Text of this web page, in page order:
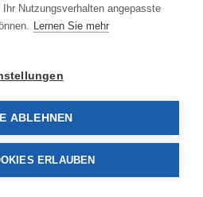
Nutzungsverhalten angepasste
Lernen Sie mehr
ABLEHNEN
ERLAUBEN